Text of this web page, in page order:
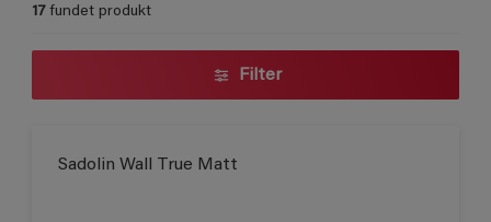
17fundet produkt
Filter
Sadolin Wall True Matt